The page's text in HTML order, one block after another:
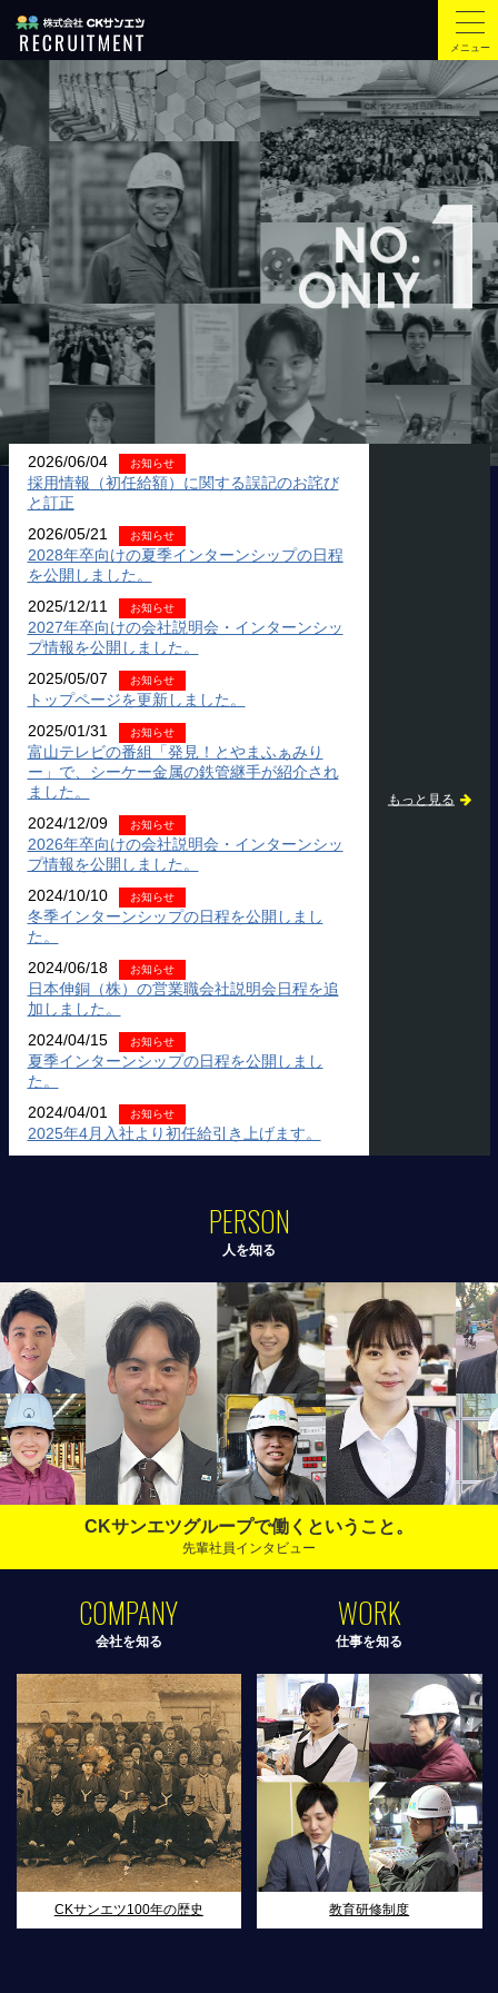
メニュー
2026/06/04 お知らせ
採用情報（初任給額）に関する誤記のお詫び
と訂正
2026/05/21
お知らせ
2028年卒向けの夏季インターンシップの日程
を公開しました。
2025/12/11
お知らせ
2027年卒向けの会社説明会・インターンシッ
プ情報を公開しました。
2025/05/07
お知らせ
トップページを更新しました。
2025/01/31
お知らせ
富山テレビの番組「発見！とやまふぁみり
ー」で、シーケー金属の鉄管継手が紹介され
ました。
2024/12/09
お知らせ
2026年卒向けの会社説明会・インターンシッ
プ情報を公開しました。
2024/10/10
お知らせ
冬季インターンシップの日程を公開しまし
た。
2024/06/18
お知らせ
日本伸銅（株）の営業職会社説明会日程を追
加しました。
2024/04/15
お知らせ
夏季インターンシップの日程を公開しまし
た。
2024/04/01
お知らせ
2025年4月入社より初任給引き上げます。
もっと見る
PERSON
人を知る
CKサンエツグループで働くということ。
先輩社員インタビュー
COMPANY
会社を知る
CKサンエツ100年の歴史
WORK
仕事を知る
教育研修制度